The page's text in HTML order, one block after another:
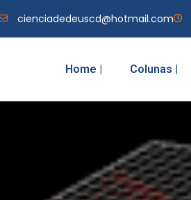
cienciadedeuscd@hotmail.com
Home | Colunas |